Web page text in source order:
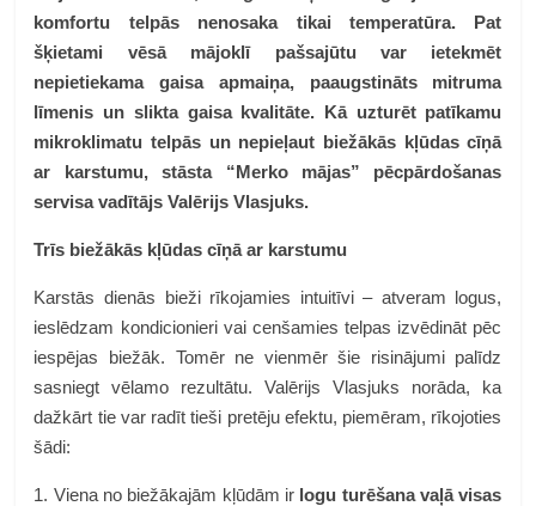
komfortu telpās nenosaka tikai temperatūra. Pat
šķietami vēsā mājoklī pašsajūtu var ietekmēt
nepietiekama gaisa apmaiņa, paaugstināts mitruma
līmenis un slikta gaisa kvalitāte. Kā uzturēt patīkamu
mikroklimatu telpās un nepieļaut biežākās kļūdas cīņā
ar karstumu, stāsta “Merko mājas” pēcpārdošanas
servisa vadītājs Valērijs Vlasjuks.
Trīs biežākās kļūdas cīņā ar karstumu
Karstās dienās bieži rīkojamies intuitīvi – atveram logus,
ieslēdzam kondicionieri vai cenšamies telpas izvēdināt pēc
iespējas biežāk. Tomēr ne vienmēr šie risinājumi palīdz
sasniegt vēlamo rezultātu. Valērijs Vlasjuks norāda, ka
dažkārt tie var radīt tieši pretēju efektu, piemēram, rīkojoties
šādi:
1. Viena no biežākajām kļūdām ir logu turēšana vaļā visas